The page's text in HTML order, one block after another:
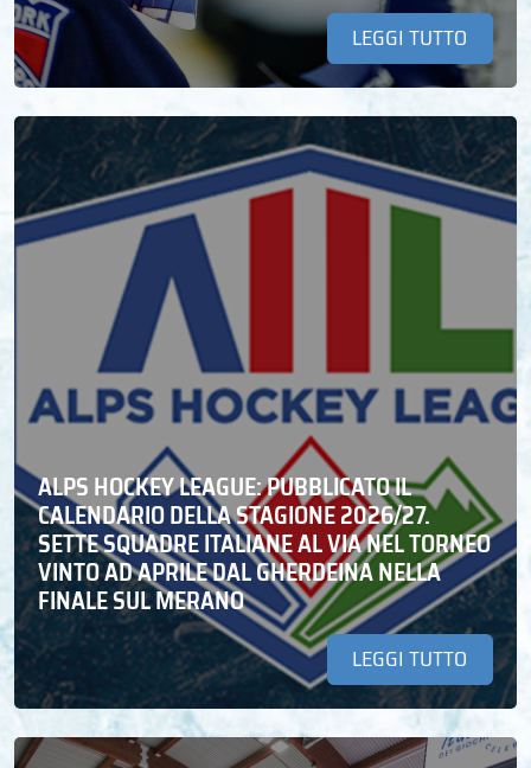
LEGGI TUTTO
ALPS HOCKEY LEAGUE: PUBBLICATO IL
CALENDARIO DELLA STAGIONE 2026/27.
SETTE SQUADRE ITALIANE AL VIA NEL TORNEO
VINTO AD APRILE DAL GHERDEINA NELLA
FINALE SUL MERANO
LEGGI TUTTO